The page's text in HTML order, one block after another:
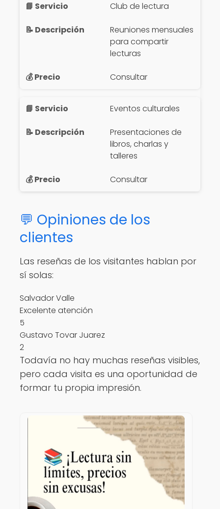
Club de lectura
Reuniones mensuales
para compartir
lecturas
Consultar
Eventos culturales
Presentaciones de
libros, charlas y
talleres
Consultar
💬 Opiniones de los
clientes
Las reseñas de los visitantes hablan por
sí solas:
Salvador Valle
Excelente atención
5
Gustavo Tovar Juarez
2
Todavía no hay muchas reseñas visibles,
pero cada visita es una oportunidad de
formar tu propia impresión.